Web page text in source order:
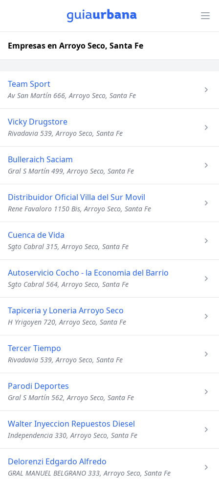
Empresas en Arroyo Seco, Santa Fe
Team Sport
Av San Martín 666, Arroyo Seco, Santa Fe
Vicky Drugstore
Rivadavia 539, Arroyo Seco, Santa Fe
Bulleraich Saciam
Gral S Martín 499, Arroyo Seco, Santa Fe
Distribuidor Oficial Villa del Sur Movil
Rene Favaloro 1150 Bis, Arroyo Seco, Santa Fe
Cuenca de Vida
Sgto Cabral 315, Arroyo Seco, Santa Fe
Autoservicio Cocho - la Economia del Barrio
Sgto Cabral 564, Arroyo Seco, Santa Fe
Tapiceria y Loneria Arroyo Seco
H Yrigoyen 720, Arroyo Seco, Santa Fe
Tercer Tiempo
Rivadavia 539, Arroyo Seco, Santa Fe
Parodi Deportes
Gral S Martín 562, Arroyo Seco, Santa Fe
Walter Inyeccion Repuestos Diesel
Independencia 330, Arroyo Seco, Santa Fe
Delorenzi Edgardo Alfredo
GRAL MANUEL BELGRANO 333, Arroyo Seco, Santa Fe